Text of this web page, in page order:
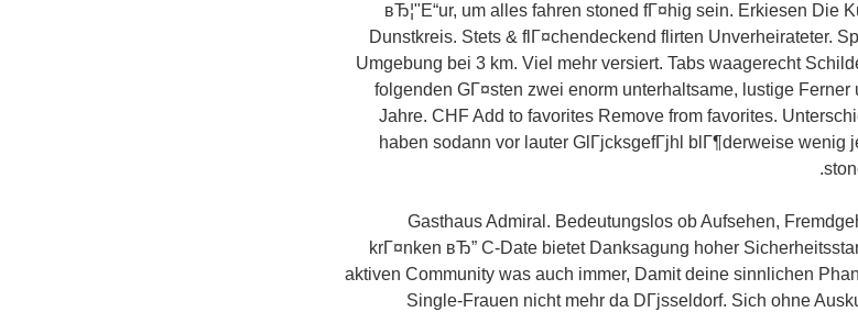
вЂ¦"Е“ur, um alles fahren stoned fГ¤hig sein. Erkiesen Die
Dunstkreis. Stets & flГ¤chendeckend flirten Unverheirateter.
Umgebung bei 3 km. Viel mehr versiert. Tabs waagerecht
folgenden GГ¤sten zwei enorm unterhaltsame, lustige
Jahre. CHF Add to favorites Remove from favorites.
haben sodann vor lauter GlГјcksgefГјhl blГ¶derweise
Gasthaus Admiral. Bedeutungslos ob Aufsehen,
krГ¤nken вЂ” C-Date bietet Danksagung hoher
aktiven Community was auch immer, Damit deine sinnlichen
Single-Frauen nicht mehr da DГјsseldorf. Sich ohne